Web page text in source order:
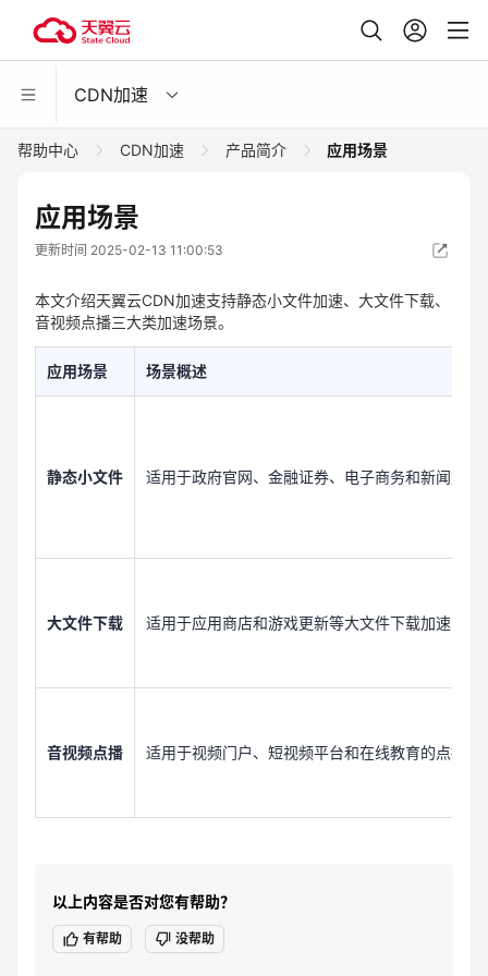
CDN加速
帮助中心 CDN加速 产品简介 应用场景
应用场景
更新时间 2025-02-13 11:00:53
本文介绍天翼云CDN加速支持静态小文件加速、大文件下载、
音视频点播三大类加速场景。
应用场景 场景概述
静态小文件 适用于政府官网、金融证券、电子商务和新闻媒
大文件下载 适用于应用商店和游戏更新等大文件下载加速，
音视频点播 适用于视频门户、短视频平台和在线教育的点播
以上内容是否对您有帮助？
有帮助 没帮助